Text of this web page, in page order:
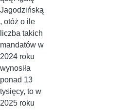
Jagodzińską
, otóż o ile
liczba takich
mandatów w
2024 roku
wynosiła
ponad 13
tysięcy, to w
2025 roku